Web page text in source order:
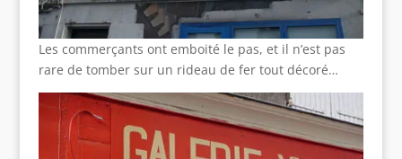
Les commerçants ont emboité le pas, et il n’est pas
rare de tomber sur un rideau de fer tout décoré…